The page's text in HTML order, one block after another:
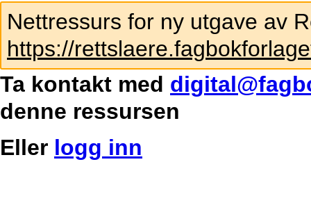
Nettressurs for ny utgave av
https://
Ta kontakt med
denne ressursen
Eller logg inn